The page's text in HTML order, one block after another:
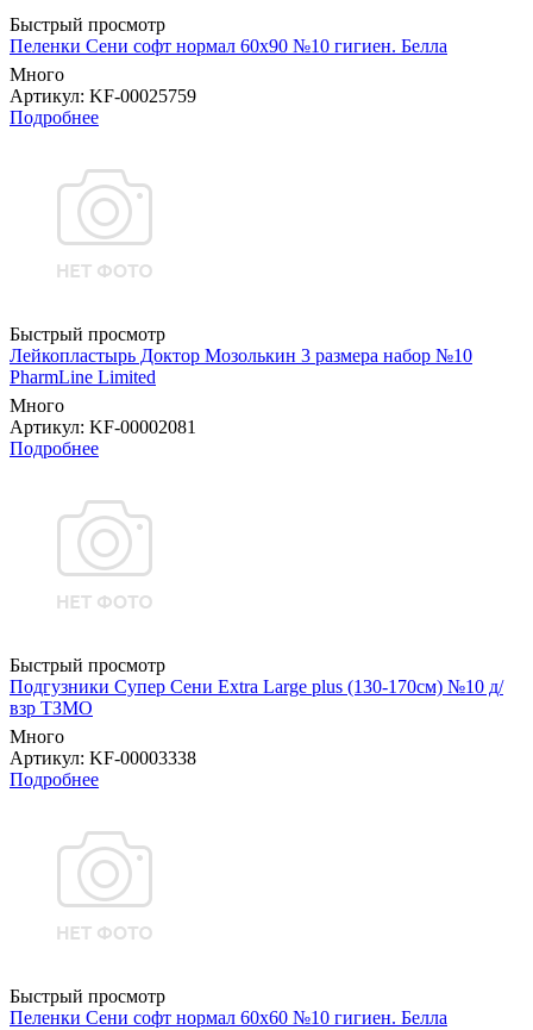
Быстрый просмотр
Пеленки Сени софт нормал 60х90 №10 гигиен. Белла
Много
Артикул: KF-00025759
Подробнее
Быстрый просмотр
Лейкопластырь Доктор Мозолькин 3 размера набор №10
PharmLine Limited
Много
Артикул: KF-00002081
Подробнее
Быстрый просмотр
Подгузники Супер Сени Extra Large plus (130-170см) №10 д/
взр ТЗМО
Много
Артикул: KF-00003338
Подробнее
Быстрый просмотр
Пеленки Сени софт нормал 60х60 №10 гигиен. Белла